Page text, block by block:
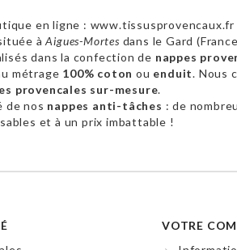
en ligne : www.tissusprovencaux.fr
àAigues-Mortes dans le Gard
dans la confection de nappes
métrage 100% coton ou enduit. Nous
provencales sur-mesure.
de nos nappes anti-tâches : de
et à un prix imbattable !
VOTRE